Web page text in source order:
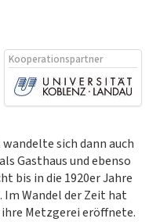
Kooperationspartner
sich dann auch
Gasthaus und ebenso
bis in die 1920er Jahre
Im Wandel der Zeit hat
Metzgerei eröffnete.